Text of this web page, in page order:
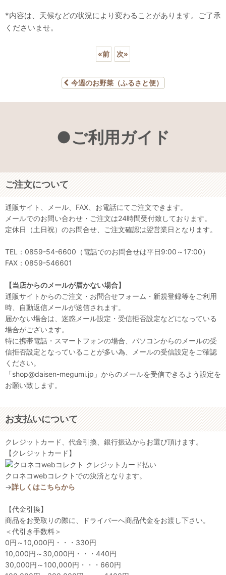
*内容は、天候などの状況により変わることがあります。ご了承
くださいませ。
«前 次»
今週のお野菜（ふるさと便）
●ご利用ガイド
ご注文について
通販サイト、メール、FAX、お電話にてご注文できます。
メールでのお問い合わせ・ご注文は24時間受付致しております。
定休日（土日祝）のお問合せ、ご注文確認は翌営業日となります。
TEL：0859-54-6600（電話でのお問合せは平日9:00～17:00）
FAX：0859-546601
【当店からのメールが届かない場合】
通販サイトからのご注文・お問合せフォーム・新規登録等をご利用
時、自動返信メールが送信されます。
届かない場合は、迷惑メール設定・受信拒否設定などになっている
場合がございます。
特に携帯電話・スマートフォンの場合、パソコンからのメールの受
信拒否設定となっていることが多い為、メールの受信設定をご確認
ください。
「shop@daisen-megumi.jp」からのメールを受信できるよう設定を
お願い致します。
お支払いについて
クレジットカード、代金引換、銀行振込からお選び頂けます。
【クレジットカード】
クロネコwebコレクトでの決済となります。
→詳しくはこちらから
【代金引換】
商品をお受取りの際に、ドライバーへ商品代金をお渡し下さい。
＜代引き手数料＞
0円～10,000円・・・330円
10,000円～30,000円・・・440円
30,000円～100,000円・・・660円